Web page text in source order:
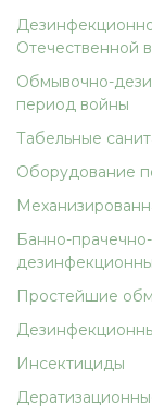
Отечественной
Обмывочно-
период войны
Табельные
Оборудование
Банно-
Простейшие
Инсектициды